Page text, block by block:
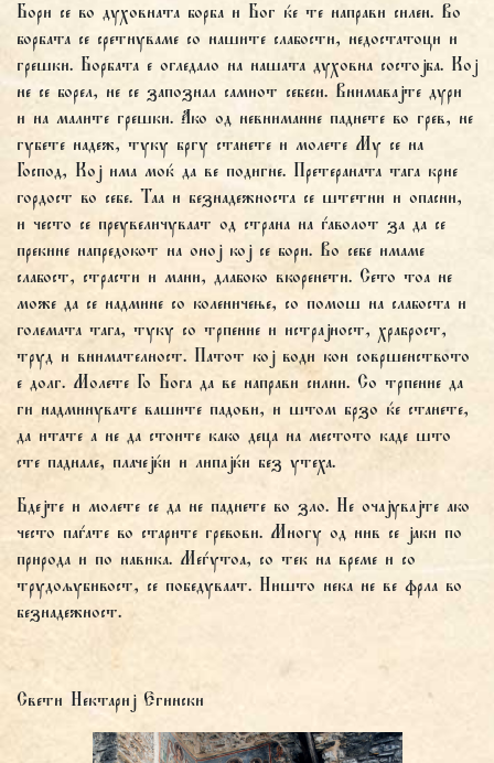
Бори се во духовната борба и Бог ќе те направи силен. Во
борбата се сретнуваме со нашите слабости, недостатоци и
грешки. Борбата е огледало на нашата духовна состојба. Кој
не се борел, не се запознал самиот себеси. Внимавајте дури
и на малите грешки. Ако од невнимание паднете во грев, не
губете надеж, туку бргу станете и молете Му се на
Господ, Кој има моќ да ве подигне. Претераната тага крие
гордост во себе. Таа и безнадежноста се штетни и опасни,
и често се преувеличуваат од страна на ѓаволот за да се
прекине напредокот на оној кој се бори. Во себе имаме
слабост, страсти и мани, длабоко вкоренети. Сето тоа не
може да се надмине со коленичење, со помош на слабоста и
големата тага, туку со трпение и истрајност, храброст,
труд и внимателност. Патот кој води кон совршенството
е долг. Молете Го Бога да ве направи силни. Со трпение да
ги надминувате вашите падови, и штом брзо ќе станете,
да итате а не да стоите како деца на местото каде што
сте паднале, плачејќи и липајќи без утеха.
Бдејте и молете се да не паднете во зло. Не очајувајте ако
често паѓате во старите гревови. Многу од нив се јаки по
природа и по навика. Меѓутоа, со тек на време и со
трудољубивост, се победуваат. Ништо нека не ве фрла во
безнадежност.
Свети Нектариј Егински